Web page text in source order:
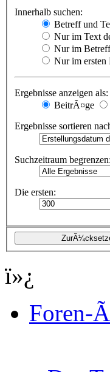
Innerhalb suchen:
Betreff und
Nur im Text
Nur im
Nur im ersten
Ergebnisse anzeigen als:
BeitrÃ¤ge
Ergebnisse sortieren
Suchzeitraum begrenzen:
Die ersten:
ï»¿
Foren-